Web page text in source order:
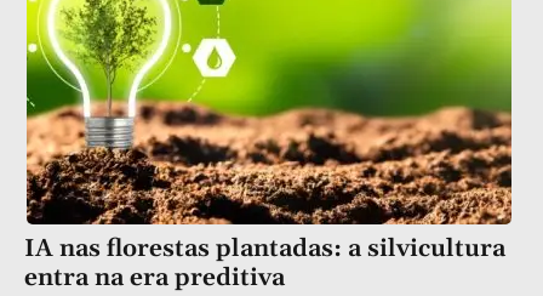
IA nas florestas plantadas: a silvicultura
entra na era preditiva